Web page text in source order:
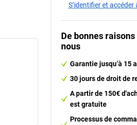
S’identifier et accéder
De bonnes
nous
Garantie jusqu’à 15
30 jours de droit de
A partir de 150€
est gratuite
Processus de